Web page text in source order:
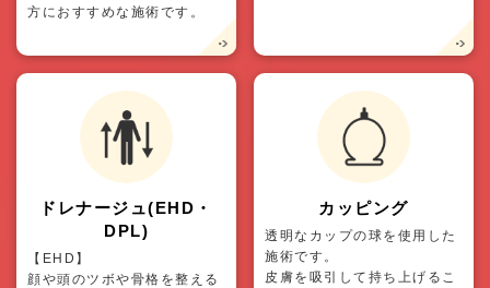
方におすすめな施術です。
ドレナージュ(EHD・
DPL)
【EHD】
顔や頭のツボや骨格を整える
カッピング
透明なカップの球を使用した
施術です。
皮膚を吸引して持ち上げるこ